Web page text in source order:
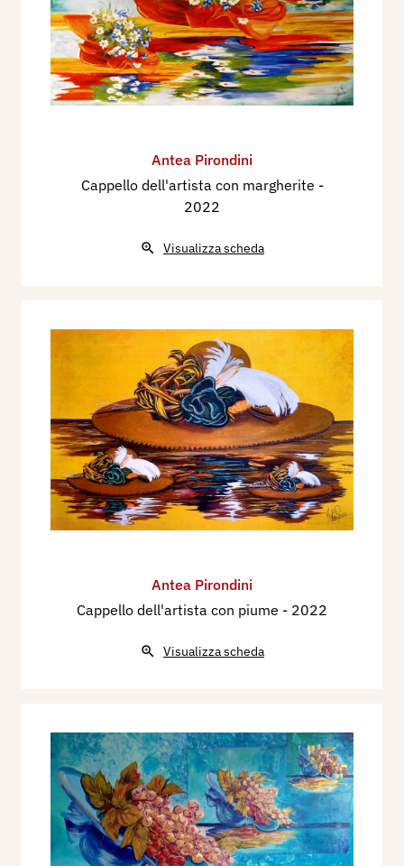
Antea Pirondini
Cappello dell'artista con margherite -
2022
Visualizza scheda
Antea Pirondini
Cappello dell'artista con piume - 2022
Visualizza scheda